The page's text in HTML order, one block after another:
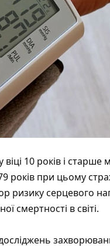
10 років і
при цьому
ризику серцевого
смертності в світі.